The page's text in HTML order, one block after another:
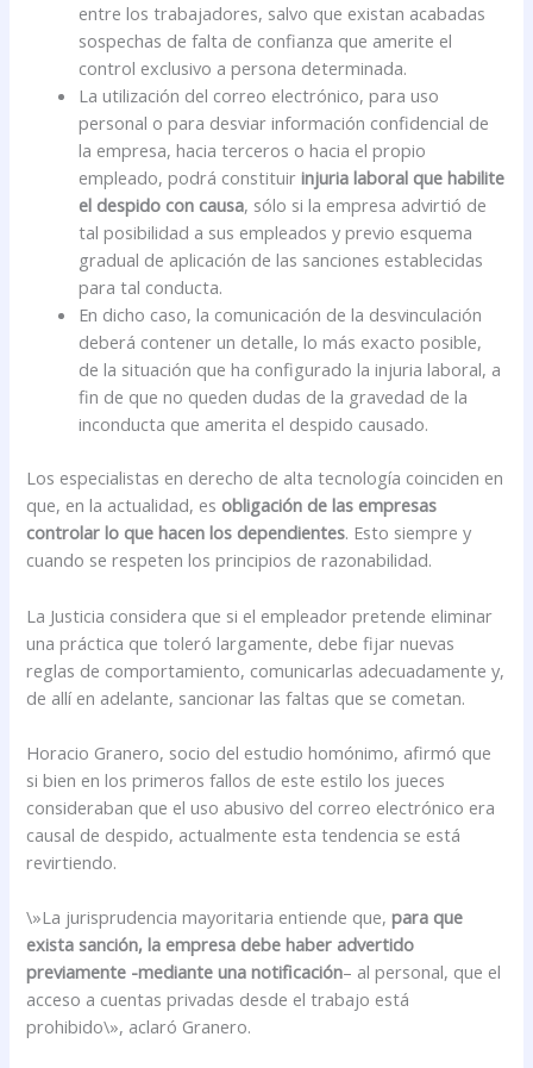
entre los trabajadores, salvo que existan acabadas
sospechas de falta de confianza que amerite el
control exclusivo a persona determinada.
La utilización del correo electrónico, para uso
personal o para desviar información confidencial de
la empresa, hacia terceros o hacia el propio
empleado, podrá constituirinjuria laboral que habilite
el despido con causa, sólo si la empresa advirtió de
tal posibilidad a sus empleados y previo esquema
gradual de aplicación de las sanciones establecidas
para tal conducta.
En dicho caso, la comunicación de la desvinculación
deberá contener un detalle, lo más exacto posible,
de la situación que ha configurado la injuria laboral, a
fin de que no queden dudas de la gravedad de la
inconducta que amerita el despido causado.
Los especialistas en derecho de alta tecnología coinciden en
que, en la actualidad, es obligación de las empresas
controlar lo que hacen los dependientes. Esto siempre y
cuando se respeten los principios de razonabilidad.
La Justicia considera que si el empleador pretende eliminar
una práctica que toleró largamente, debe fijar nuevas
reglas de comportamiento, comunicarlas adecuadamente y,
de allí en adelante, sancionar las faltas que se cometan.
Horacio Granero, socio del estudio homónimo, afirmó que
si bien en los primeros fallos de este estilo los jueces
consideraban que el uso abusivo del correo electrónico era
causal de despido, actualmente esta tendencia se está
revirtiendo.
\»La jurisprudencia mayoritaria entiende que,para que
exista sanción, la empresa debe haber advertido
previamente -mediante una notificación– al personal, que el
acceso a cuentas privadas desde el trabajo está
prohibido\», aclaró Granero.